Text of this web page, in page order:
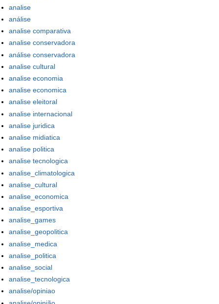
analise
análise
analise comparativa
analise conservadora
análise conservadora
analise cultural
analise economia
analise economica
analise eleitoral
analise internacional
analise juridica
analise midiatica
analise politica
analise tecnologica
analise_climatologica
analise_cultural
analise_economica
analise_esportiva
analise_games
analise_geopolitica
analise_medica
analise_politica
analise_social
analise_tecnologica
analise/opiniao